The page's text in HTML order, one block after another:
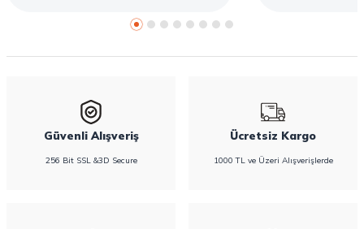
rehberde hijyenik ped çeşitleri, seçim kriterleri
Güvenli Alışveriş
256 Bit SSL &3D Secure
Ücretsiz Kargo
1000 TL ve Üzeri Alışverişlerde